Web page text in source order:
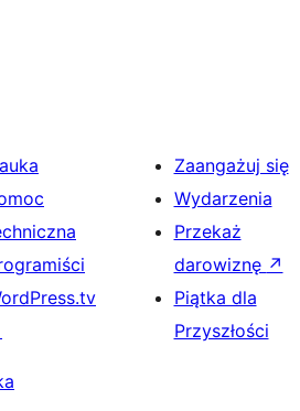
Zaangażuj się
Wydarzenia
Przekaż
darowiznę ↗
Piątka dla
Przyszłości